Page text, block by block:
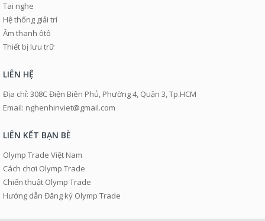
Tai nghe
Hệ thống giải trí
Âm thanh ôtô
Thiết bị lưu trữ
LIÊN HỆ
Địa chỉ: 308C Điện Biên Phủ, Phường 4, Quận 3, Tp.HCM
Email: nghenhinviet@gmail.com
LIÊN KẾT BẠN BÈ
Olymp Trade Việt Nam
Cách chơi Olymp Trade
Chiến thuật Olymp Trade
Hướng dẫn Đăng ký Olymp Trade